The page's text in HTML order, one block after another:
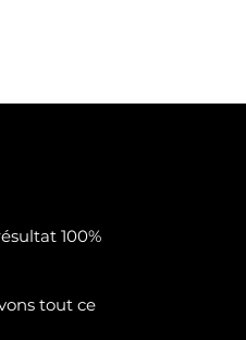
100%
tout ce